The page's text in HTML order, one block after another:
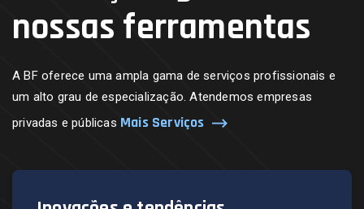
nossas ferramentas
A BF oferece uma ampla gama de serviços profissionais e
um alto grau de especialização. Atendemos empresas
privadas e públicas Mais Serviços